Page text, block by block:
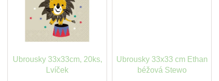
Ubrousky 33x33cm, 20ks,
Lvíček
Ubrousky 33x33 cm Ethan
béžová Stewo